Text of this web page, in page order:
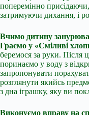
поперемінно
затримуючи дихання, і
Вчимо дитину
Граємо у «Сміливі
беремося за руки. Після
поринаємо у воду з
запропонувати
розглянути якийсь
з дна іграшку, яку ви
Виконуємо вправу на